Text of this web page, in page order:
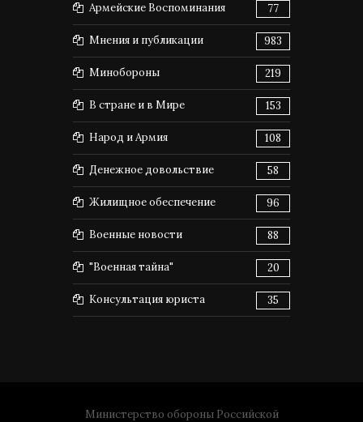
Армейские Воспоминания 77
Мнения и публикации 983
Минобороны 219
В стране и в Мире 153
Народ и Армия 108
Денежное довольствие 58
Жилищное обеспечение 96
Военные новости 88
"Военная тайна" 20
Консультация юриста 35
Министерство обороны Российской